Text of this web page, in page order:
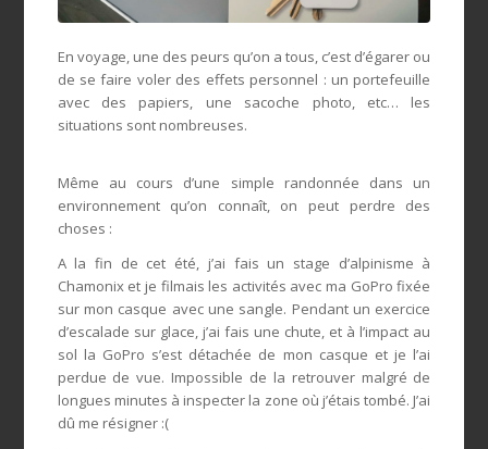
En voyage, une des peurs qu’on a tous, c’est d’égarer ou
de se faire voler des effets personnel : un portefeuille
avec des papiers, une sacoche photo, etc… les
situations sont nombreuses.
Même au cours d’une simple randonnée dans un
environnement qu’on connaît, on peut perdre des
choses :
A la fin de cet été, j’ai fais un stage d’alpinisme à
Chamonix et je filmais les activités avec ma GoPro fixée
sur mon casque avec une sangle. Pendant un exercice
d’escalade sur glace, j’ai fais une chute, et à l’impact au
sol la GoPro s’est détachée de mon casque et je l’ai
perdue de vue. Impossible de la retrouver malgré de
longues minutes à inspecter la zone où j’étais tombé. J’ai
dû me résigner :(